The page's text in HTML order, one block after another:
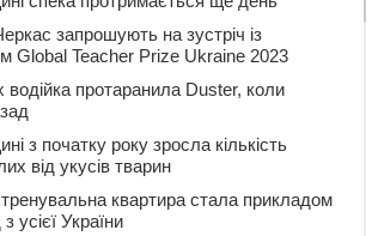
запрошують на зустріч із
Global Teacher Prize Ukraine 2023
водійка протаранила Duster, коли
з початку року зросла кількість
від укусів тварин
квартира стала прикладом
усієї України